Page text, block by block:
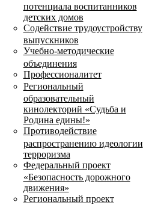
потенциала воспитанников
детских домов
Содействие трудоустройству
выпускников
Учебно-методические
объединения
Профессионалитет
Региональный
образовательный
кинолекторий «Судьба и
Родина едины!»
Противодействие
распространению идеологии
терроризма
Федеральный проект
«Безопасность дорожного
движения»
Региональный проект